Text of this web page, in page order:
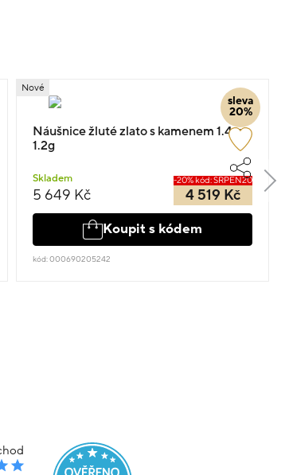
sleva
20%
Nové
Náušnice žluté zlato s kamenem 1.4cm
1.2g
Skladem
5 649 Kč
-20% kód: SRPEN20
4 519 Kč
Koupit s kódem
kód: 000690205242